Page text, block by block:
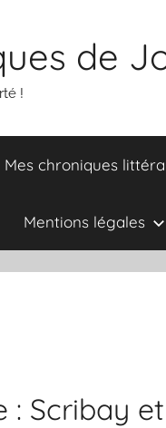
de
!
Mes chroniques
Mentions légales
Scribay